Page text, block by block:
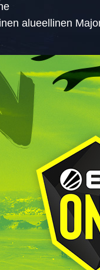
alueellinen